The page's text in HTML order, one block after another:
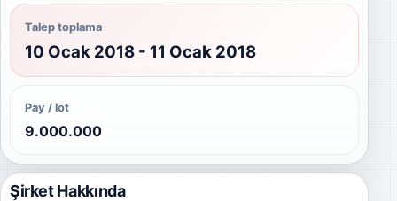
Talep toplama
10 Ocak 2018 - 11 Ocak 2018
Pay / lot
9.000.000
Şirket Hakkında